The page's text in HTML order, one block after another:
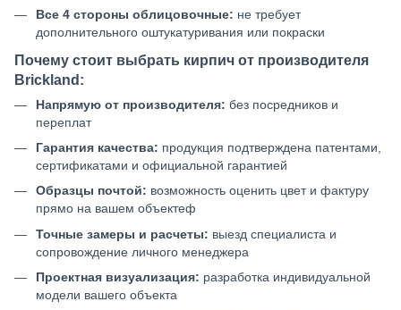
Все 4 стороны облицовочные: не требует
дополнительного оштукатуривания или покраски
Почему стоит выбрать кирпич от производителя
Brickland:
Напрямую от производителя: без посредников и
переплат
Гарантия качества: продукция подтверждена патентами,
сертификатами и официальной гарантией
Образцы почтой: возможность оценить цвет и фактуру
прямо на вашем объектеф
Точные замеры и расчеты: выезд специалиста и
сопровождение личного менеджера
Проектная визуализация: разработка индивидуальной
модели вашего объекта